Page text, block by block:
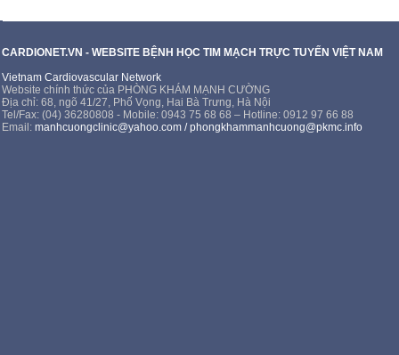
CARDIONET.VN - WEBSITE BỆNH HỌC TIM MẠCH TRỰC TUYẾN VIỆT NAM
Vietnam Cardiovascular Network
Website chính thức của PHÒNG KHÁM MẠNH CƯỜNG
Địa chỉ: 68, ngõ 41/27, Phố Vọng, Hai Bà Trưng, Hà Nội
Tel/Fax: (04) 36280808 - Mobile: 0943 75 68 68 – Hotline: 0912 97 66 88
Email:manhcuongclinic@yahoo.com /phongkhammanhcuong@pkmc.info